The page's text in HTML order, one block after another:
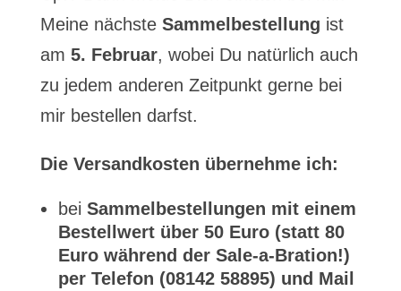
Meine nächste Sammelbestellung ist
am 5. Februar, wobei Du natürlich auch
zu jedem anderen Zeitpunkt gerne bei
mir bestellen darfst.
Die Versandkosten übernehme ich:
bei Sammelbestellungen mit einem
Bestellwert über 50 Euro (statt 80
Euro während der Sale-a-Bration!)
per Telefon (08142 58895) und Mail